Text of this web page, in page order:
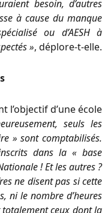
besoin, d’autres
à cause du manque
ou d’AESH à
», déplore-t-elle.
l’objectif d’une école
seuls les
» sont comptabilisés.
dans la « base
! Et les autres ?
ne disent pas si cette
ni le nombre d’heures
ceux dont la